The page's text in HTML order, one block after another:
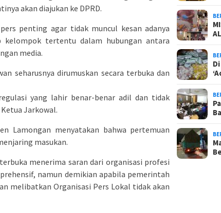
akan diajukan ke DPRD.
penting agar tidak muncul kesan adanya
kelompok tertentu dalam hubungan antara
media.
seharusnya dirumuskan secara terbuka dan
yang lahir benar-benar adil dan tidak
Jarkowal.
Lamongan menyatakan bahwa pertemuan
masukan.
menerima saran dari organisasi profesi
namun demikian apabila pemerintah
melibatkan Organisasi Pers Lokal tidak akan